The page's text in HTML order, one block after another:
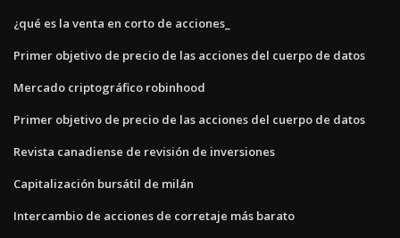
¿qué es la venta en corto de acciones_
Primer objetivo de precio de las acciones del cuerpo de datos
Mercado criptográfico robinhood
Primer objetivo de precio de las acciones del cuerpo de datos
Revista canadiense de revisión de inversiones
Capitalización bursátil de milán
Intercambio de acciones de corretaje más barato